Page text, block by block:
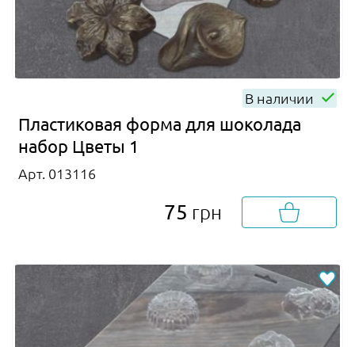
В наличии
Пластиковая форма для шоколада
набор Цветы 1
Арт. 013116
75 грн